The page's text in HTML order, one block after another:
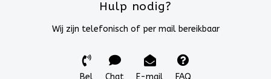
Hulp nodig?
Wij zijn telefonisch of per mail bereikbaar
Bel Chat E-mail FAQ